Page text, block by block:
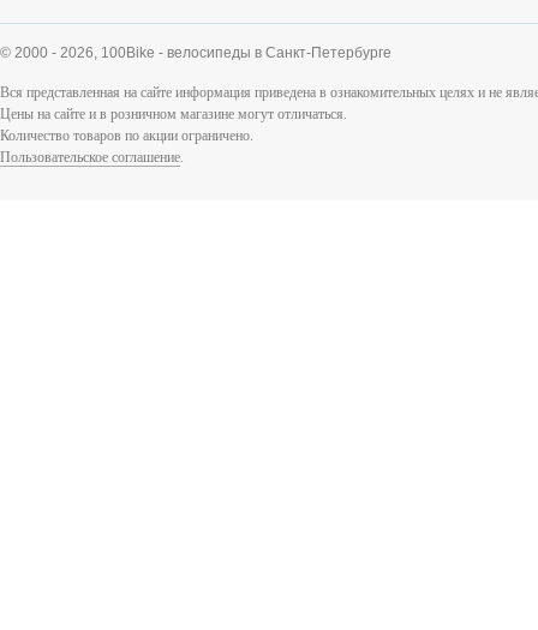
© 2000 - 2026, 100Bike - велосипеды в Санкт-Петербурге
Вся представленная на сайте информация приведена в ознакомительных целях и не
Цены на сайте и в розничном магазине могут отличаться.
Количество товаров по акции ограничено.
Пользовательское соглашение.